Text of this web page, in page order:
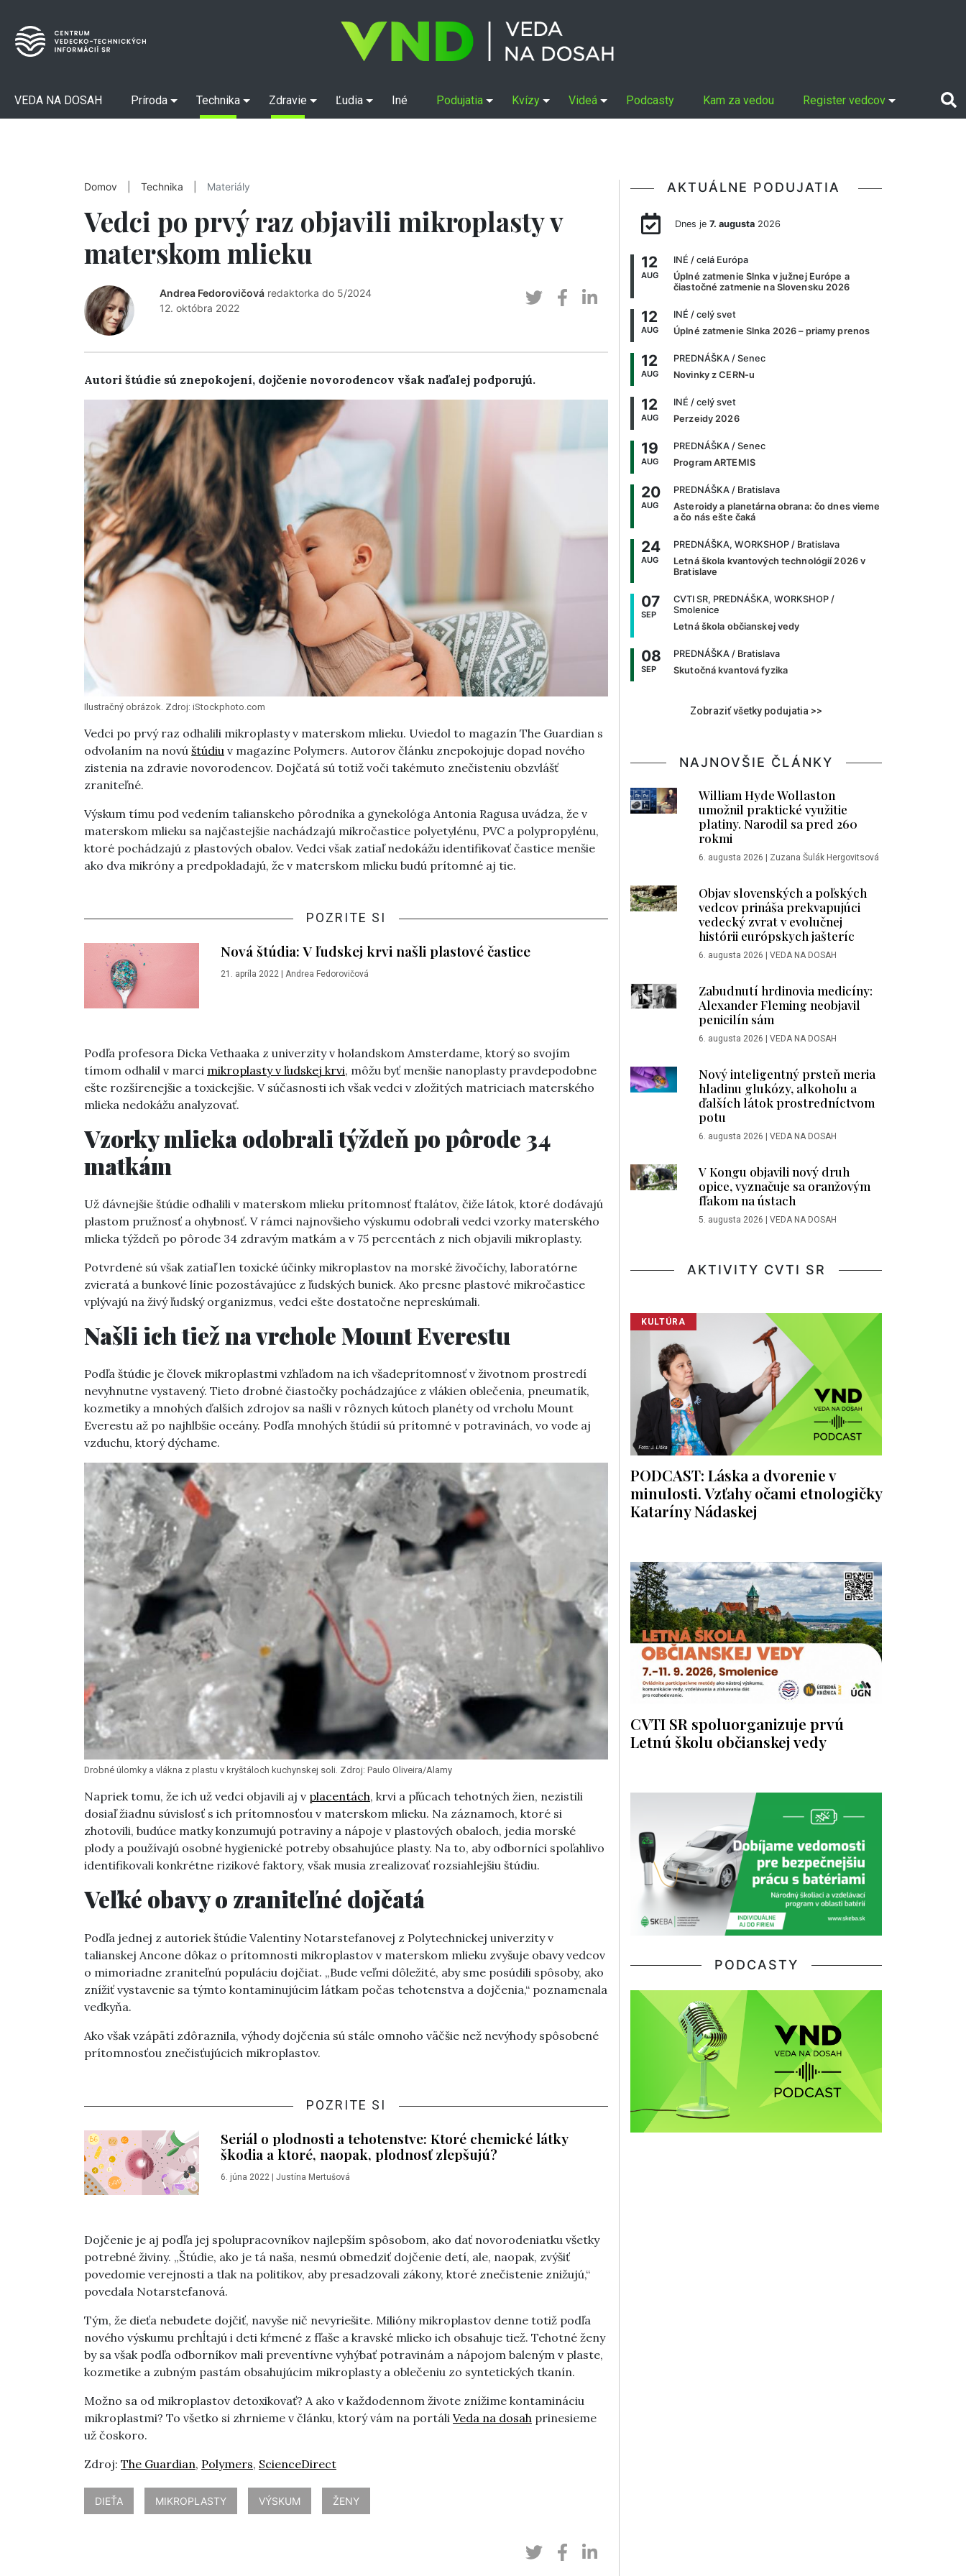
VEDA NA DOSAH Príroda Technika Zdravie Ľudia Iné Podujatia Kvízy Videá Podcasty Kam za vedou Register vedcov
Domov Technika Materiály
Vedci po prvý raz objavili mikroplasty v
materskom mlieku
Andrea Fedorovičová redaktorka do 5/2024
12. októbra 2022
Autori štúdie sú znepokojení, dojčenie novorodencov však naďalej podporujú.
Ilustračný obrázok. Zdroj: iStockphoto.com
Vedci po prvý raz odhalili mikroplasty v materskom mlieku. Uviedol to magazín The Guardian s
odvolaním na novú štúdiu v magazíne Polymers. Autorov článku znepokojuje dopad nového
zistenia na zdravie novorodencov. Dojčatá sú totiž voči takémuto znečisteniu obzvlášť
zraniteľné.
Výskum tímu pod vedením talianskeho pôrodníka a gynekológa Antonia Ragusa uvádza, že v
materskom mlieku sa najčastejšie nachádzajú mikročastice polyetylénu, PVC a polypropylénu,
ktoré pochádzajú z plastových obalov. Vedci však zatiaľ nedokážu identifikovať častice menšie
ako dva mikróny a predpokladajú, že v materskom mlieku budú prítomné aj tie.
POZRITE SI
Nová štúdia: V ľudskej krvi našli plastové častice
21. apríla 2022| Andrea Fedorovičová
Podľa profesora Dicka Vethaaka z univerzity v holandskom Amsterdame, ktorý so svojím
tímom odhalil v marci mikroplasty v ľudskej krvi, môžu byť menšie nanoplasty pravdepodobne
ešte rozšírenejšie a toxickejšie. V súčasnosti ich však vedci v zložitých matriciach materského
mlieka nedokážu analyzovať.
Vzorky mlieka odobrali týždeň po pôrode 34
matkám
Už dávnejšie štúdie odhalili v materskom mlieku prítomnosť ftalátov, čiže látok, ktoré dodávajú
plastom pružnosť a ohybnosť. V rámci najnovšieho výskumu odobrali vedci vzorky materského
mlieka týždeň po pôrode 34 zdravým matkám a v 75 percentách z nich objavili mikroplasty.
Potvrdené sú však zatiaľ len toxické účinky mikroplastov na morské živočíchy, laboratórne
zvieratá a bunkové línie pozostávajúce z ľudských buniek. Ako presne plastové mikročastice
vplývajú na živý ľudský organizmus, vedci ešte dostatočne nepreskúmali.
Našli ich tiež na vrchole Mount Everestu
Podľa štúdie je človek mikroplastmi vzhľadom na ich všadeprítomnosť v životnom prostredí
nevyhnutne vystavený. Tieto drobné čiastočky pochádzajúce z vlákien oblečenia, pneumatík,
kozmetiky a mnohých ďalších zdrojov sa našli v rôznych kútoch planéty od vrcholu Mount
Everestu až po najhlbšie oceány. Podľa mnohých štúdií sú prítomné v potravinách, vo vode aj
vzduchu, ktorý dýchame.
Drobné úlomky a vlákna z plastu v kryštáloch kuchynskej soli. Zdroj: Paulo Oliveira/Alamy
Napriek tomu, že ich už vedci objavili aj v placentách, krvi a pľúcach tehotných žien, nezistili
dosiaľ žiadnu súvislosť s ich prítomnosťou v materskom mlieku. Na záznamoch, ktoré si
zhotovili, budúce matky konzumujú potraviny a nápoje v plastových obaloch, jedia morské
plody a používajú osobné hygienické potreby obsahujúce plasty. Na to, aby odborníci spoľahlivo
identifikovali konkrétne rizikové faktory, však musia zrealizovať rozsiahlejšiu štúdiu.
Veľké obavy o zraniteľné dojčatá
Podľa jednej z autoriek štúdie Valentiny Notarstefanovej z Polytechnickej univerzity v
talianskej Ancone dôkaz o prítomnosti mikroplastov v materskom mlieku zvyšuje obavy vedcov
o mimoriadne zraniteľnú populáciu dojčiat. „Bude veľmi dôležité, aby sme posúdili spôsoby, ako
znížiť vystavenie sa týmto kontaminujúcim látkam počas tehotenstva a dojčenia,“ poznamenala
vedkyňa.
Ako však vzápätí zdôraznila, výhody dojčenia sú stále omnoho väčšie než nevýhody spôsobené
prítomnosťou znečisťujúcich mikroplastov.
POZRITE SI
Seriál o plodnosti a tehotenstve: Ktoré chemické látky
škodia a ktoré, naopak, plodnosť zlepšujú?
6. júna 2022 | Justína Mertušová
Dojčenie je aj podľa jej spolupracovníkov najlepším spôsobom, ako dať novorodeniatku všetky
potrebné živiny. „Štúdie, ako je tá naša, nesmú obmedziť dojčenie detí, ale, naopak, zvýšiť
povedomie verejnosti a tlak na politikov, aby presadzovali zákony, ktoré znečistenie znižujú,“
povedala Notarstefanová.
Tým, že dieťa nebudete dojčiť, navyše nič nevyriešite. Milióny mikroplastov denne totiž podľa
nového výskumu prehĺtajú i deti kŕmené z fľaše a kravské mlieko ich obsahuje tiež. Tehotné ženy
by sa však podľa odborníkov mali preventívne vyhýbať potravinám a nápojom baleným v plaste,
kozmetike a zubným pastám obsahujúcim mikroplasty a oblečeniu zo syntetických tkanín.
Možno sa od mikroplastov detoxikovať? A ako v každodennom živote znížime kontamináciu
mikroplastmi? To všetko si zhrnieme v článku, ktorý vám na portáli Veda na dosah prinesieme
už čoskoro.
Zdroj: The Guardian, Polymers, ScienceDirect
DIEŤA MIKROPLASTY VÝSKUM ŽENY
AKTUÁLNE PODUJATIA
Dnes je 7. augusta2026
12
AUG
INÉ / celá Európa
Úplné zatmenie Slnka v južnej Európe a
čiastočné zatmenie na Slovensku 2026
12
AUG
INÉ / celý svet
Úplné zatmenie Slnka 2026 – priamy prenos
12
AUG
PREDNÁŠKA / Senec
Novinky z CERN-u
12
AUG
INÉ / celý svet
Perzeidy 2026
19
AUG
PREDNÁŠKA / Senec
Program ARTEMIS
20
AUG
PREDNÁŠKA / Bratislava
Asteroidy a planetárna obrana: čo dnes vieme
a čo nás ešte čaká
24
AUG
PREDNÁŠKA, WORKSHOP / Bratislava
Letná škola kvantových technológií 2026 v
Bratislave
07
SEP
CVTI SR, PREDNÁŠKA, WORKSHOP /
Smolenice
Letná škola občianskej vedy
08
SEP
PREDNÁŠKA / Bratislava
Skutočná kvantová fyzika
Zobraziť všetky podujatia >>
NAJNOVŠIE ČLÁNKY
William Hyde Wollaston
umožnil praktické využitie
platiny. Narodil sa pred 260
rokmi
6. augusta 2026 | Zuzana Šulák Hergovitsová
Objav slovenských a poľských
vedcov prináša prekvapujúci
vedecký zvrat v evolučnej
histórii európskych jašteríc
6. augusta 2026 | VEDA NA DOSAH
Zabudnutí hrdinovia medicíny:
Alexander Fleming neobjavil
penicilín sám
6. augusta 2026 | VEDA NA DOSAH
Nový inteligentný prsteň meria
hladinu glukózy, alkoholu a
ďalších látok prostredníctvom
potu
6. augusta 2026 | VEDA NA DOSAH
V Kongu objavili nový druh
opice, vyznačuje sa oranžovým
fľakom na ústach
5. augusta 2026 | VEDA NA DOSAH
AKTIVITY CVTI SR
KULTÚRA
PODCAST: Láska a dvorenie v
minulosti. Vzťahy očami etnologičky
Kataríny Nádaskej
CVTI SR spoluorganizuje prvú
Letnú školu občianskej vedy
PODCASTY